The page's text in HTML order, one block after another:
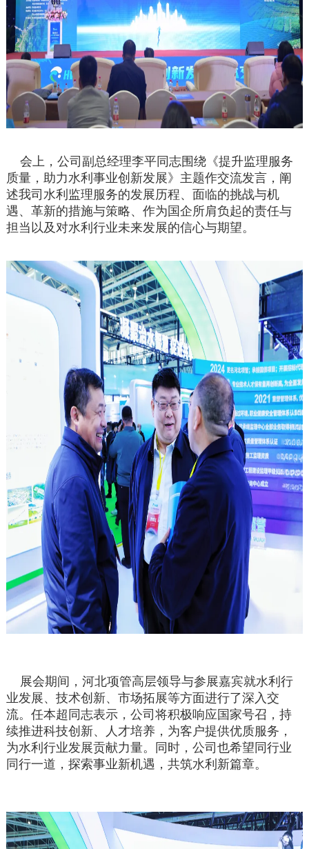
会上，公司副总经理李平同志围绕《提升监理服务
质量，助力水利事业创新发展》主题作交流发言，阐
述我司水利监理服务的发展历程、面临的挑战与机
遇、革新的措施与策略、作为国企所肩负起的责任与
担当以及对水利行业未来发展的信心与期望。
展会期间，河北项管高层领导与参展嘉宾就水利行
业发展、技术创新、市场拓展等方面进行了深入交
流。任本超同志表示，公司将积极响应国家号召，持
续推进科技创新、人才培养，为客户提供优质服务，
为水利行业发展贡献力量。同时，公司也希望同行业
同行一道，探索事业新机遇，共筑水利新篇章。